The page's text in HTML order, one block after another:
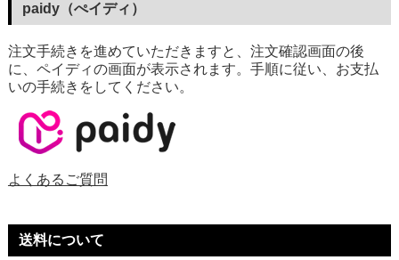
paidy（ぺイディ）
注文手続きを進めていただきますと、注文確認画面の後
に、ペイディの画面が表示されます。手順に従い、お支払
いの手続きをしてください。
よくあるご質問
送料について